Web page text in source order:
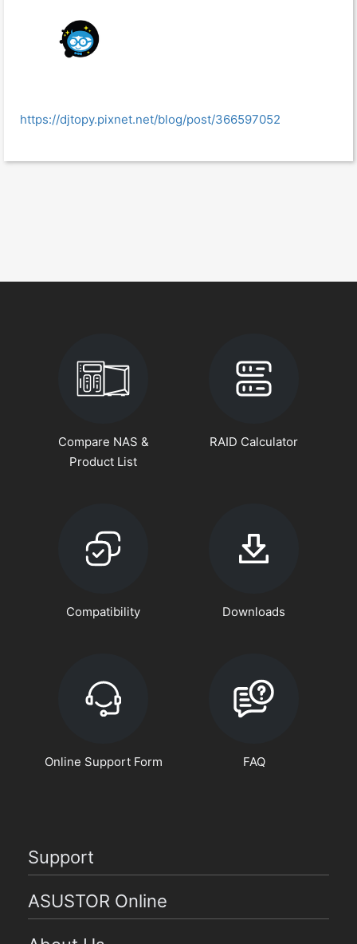
https://djtopy.pixnet.net/blog/post/366597052
Compare NAS &
Product List
RAID Calculator
Compatibility Downloads
Online Support Form FAQ
Support
ASUSTOR Online